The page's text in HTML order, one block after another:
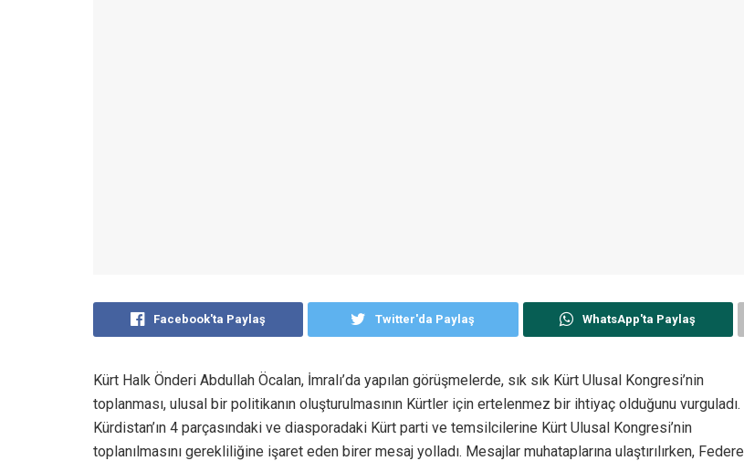
Facebook'ta Paylaş Twitter'da Paylaş WhatsApp'ta Paylaş
Kürt Halk Önderi Abdullah Öcalan, İmralı’da yapılan görüşmelerde, sık sık Kürt Ulusal Kongresi’nin
toplanması, ulusal bir politikanın oluşturulmasının Kürtler için ertelenmez bir ihtiyaç olduğunu vurguladı.
Kürdistan’ın 4 parçasındaki ve diasporadaki Kürt parti ve temsilcilerine Kürt Ulusal Kongresi’nin
toplanılmasını gerekliliğine işaret eden birer mesaj yolladı. Mesajlar muhataplarına ulaştırılırken, Federe